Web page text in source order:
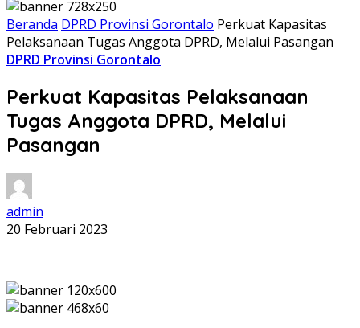
Beranda DPRD Provinsi Gorontalo Perkuat Kapasitas
Pelaksanaan Tugas Anggota DPRD, Melalui Pasangan
DPRD Provinsi Gorontalo
Perkuat Kapasitas Pelaksanaan
Tugas Anggota DPRD, Melalui
Pasangan
admin
20 Februari 2023